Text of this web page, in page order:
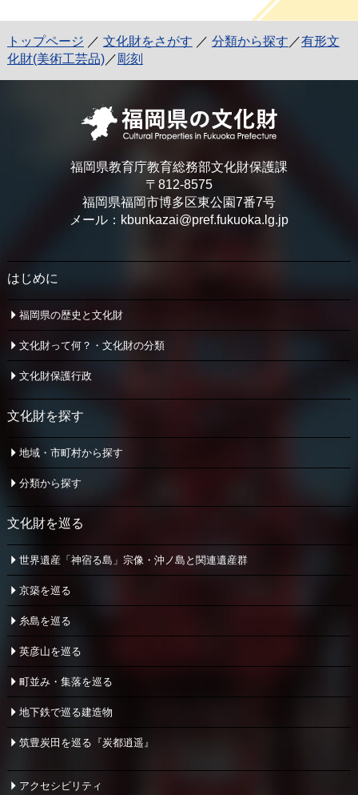
トップページ ／ 文化財をさがす ／ 分類から探す ／有形文
化財(美術工芸品)／彫刻
福岡県教育庁教育総務部文化財保護課
〒812-8575
福岡県福岡市博多区東公園7番7号
メール：kbunkazai@pref.fukuoka.lg.jp
はじめに
福岡県の歴史と文化財
文化財って何？・文化財の分類
文化財保護行政
文化財を探す
地域・市町村から探す
分類から探す
文化財を巡る
世界遺産「神宿る島」宗像・ 沖ノ島と関連遺産群
京築を巡る
糸島を巡る
英彦山を巡る
町並み・集落を巡る
地下鉄で巡る建造物
筑豊炭田を巡る『炭都逍遥』
アクセシビリティ